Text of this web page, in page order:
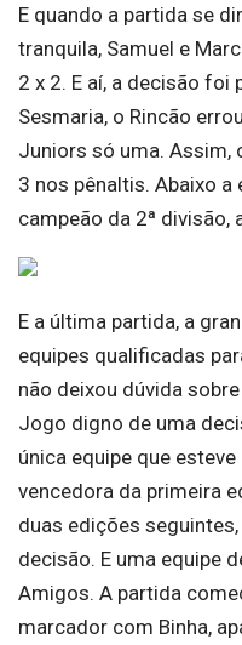
E quando a partida se
tranquila, Samuel e
2 x 2. E aí, a decisão foi
Sesmaria, o Rincão
Juniors só uma. Assim,
3 nos pênaltis. Abaixo
campeão da 2ª divisão,
E a última partida, a
equipes qualificadas
não deixou dúvida
Jogo digno de uma
única equipe que
vencedora da primeira
duas edições
decisão. E uma equipe
Amigos. A partida
marcador com Binha,